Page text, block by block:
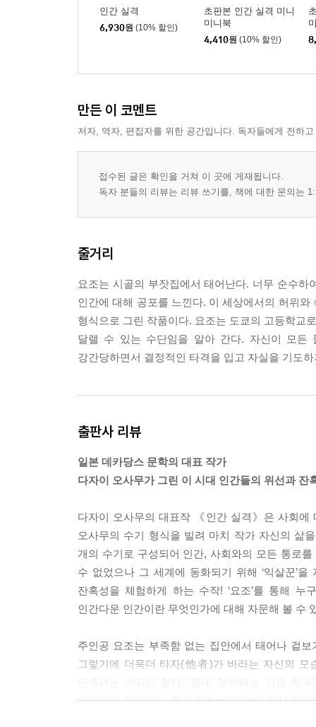
인간 실격
6,930원 (10% 할인)
초판본 인간 실격 미니
미니북
4,410원 (10% 할인)
만든 이 코멘트
저자, 역자, 편집자를 위한 공간입니다. 독자들에게 전하
접수된 글은 확인을 거쳐 이 곳에 게재됩니다.
독자 분들의 리뷰는 리뷰 쓰기를, 책에 대한 문의는
줄거리
요조는 시골의 부잣집에서 태어난다. 너무 순수
인간에 대해 공포를 느낀다. 이 세상에서의 허위
형식으로 그린 작품이다. 요조는 도쿄의 고등학교
달랠 수 있는 수단임을 알아 간다. 자신이 모든
강간당하면서 결정적인 타격을 입고 자실을 기도
출판사 리뷰
일본 데카당스 문학의 대표 작가
다자이 오사무가 그린 이 시대 인간들의 위선과 잔
다자이 오사무의 대표작 《인간 실격》은 사회
오사무의 수기 형식을 빌려 마치 작가 자신의 삶
개의 수기로 구성되어 인간, 사회와의 모든 통로
수 없었으나 그 세계에 동화되기 위해 ‘익살꾼’
잔혹성을 체험하게 하는 수작! ‘요조’를 통해
인간다운 인간이란 무엇인가에 대해 자문해 볼 수
주인공 요조는 부족함 없는 집안에서 태어나 겉
그렇기에 더욱더 타자(他者)가 바라는 자신의
허무하고 공허하다. 결국 요조는 몇 번의 자살 기